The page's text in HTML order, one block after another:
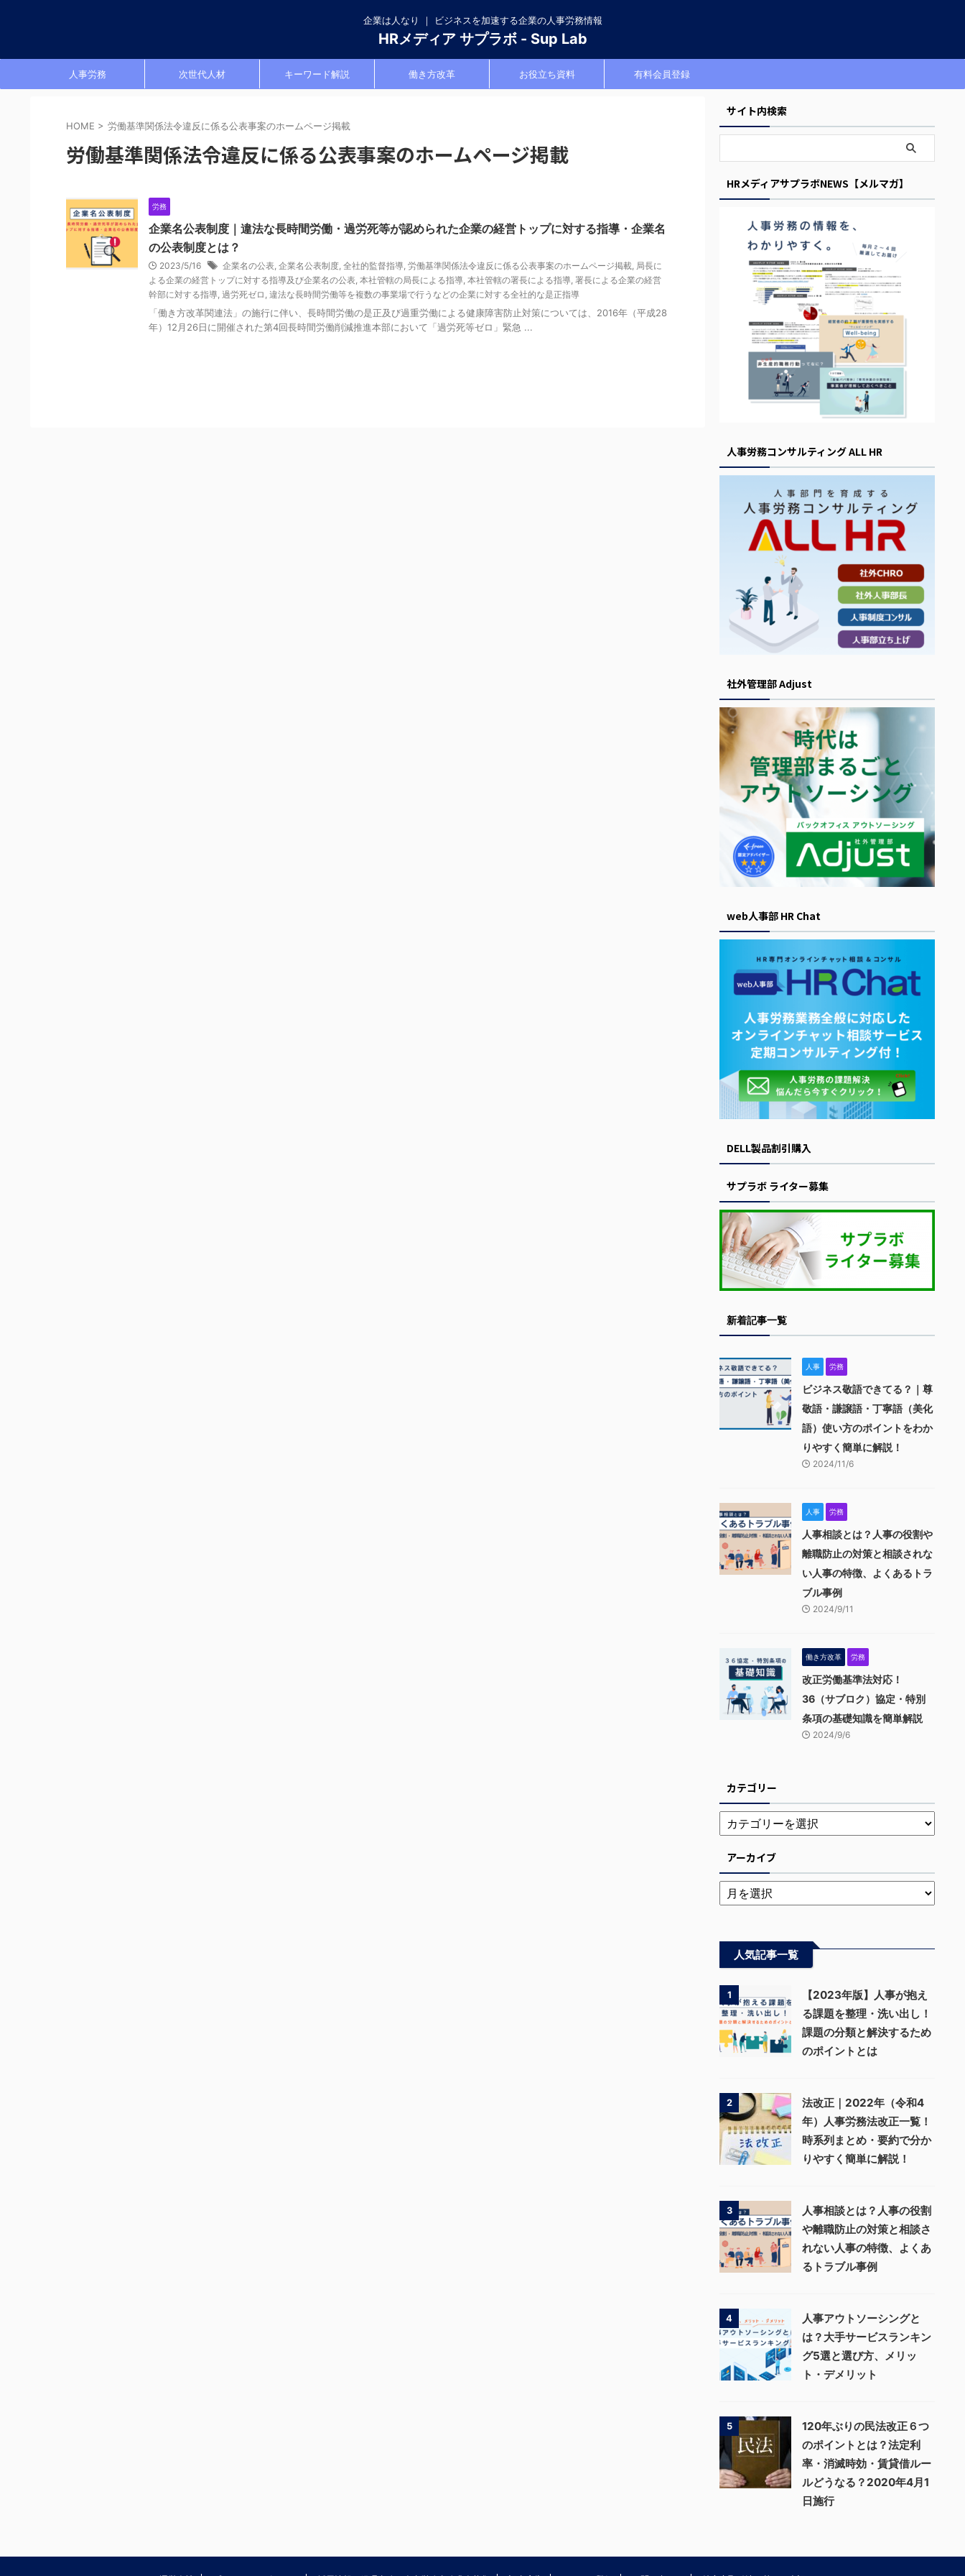
企業は人なり ｜ ビジネスを加速する企業の人事労務情報
HRメディア サプラボ - Sup Lab
人事労務 次世代人材 キーワード解説 働き方改革 お役立ち資料 有料会員登録
HOME > 労働基準関係法令違反に係る公表事案のホームページ掲載
労働基準関係法令違反に係る公表事案のホームページ掲載
労務
企業名公表制度｜違法な長時間労働・過労死等が認められた企業の経営トップに対する指導・企業名
の公表制度とは？
2023/5/16 企業名の公表, 企業名公表制度, 全社的監督指導, 労働基準関係法令違反に係る公表事案のホームページ掲載, 局長に
よる企業の経営トップに対する指導及び企業名の公表, 本社管轄の局長による指導, 本社管轄の署長による指導, 署長による企業の経営
幹部に対する指導, 過労死ゼロ , 違法な長時間労働等を複数の事業場で行うなどの企業に対する全社的な是正指導
「働き方改革関連法」の施行に伴い、長時間労働の是正及び過重労働による健康障害防止対策については、2016年（平成28
年）12月26日に開催された第4回長時間労働削減推進本部において「過労死等ゼロ」緊急 ...
サイト内検索
HRメディアサプラボNEWS【メルマガ】
人事労務コンサルティング ALL HR
社外管理部 Adjust
web人事部 HR Chat
DELL製品割引購入
サプラボ ライター募集
新着記事一覧
人事 労務
ビジネス敬語できてる？｜尊
敬語・謙譲語・丁寧語（美化
語）使い方のポイントをわか
りやすく簡単に解説！
2024/11/6
人事 労務
人事相談とは？人事の役割や
離職防止の対策と相談されな
い人事の特徴、よくあるトラ
ブル事例
2024/9/11
働き方改革 労務
改正労働基準法対応！
36（サブロク）協定・特別
条項の基礎知識を簡単解説
2024/9/6
カテゴリー
アーカイブ
人気記事一覧
1
【2023年版】人事が抱え
る課題を整理・洗い出し！
課題の分類と解決するため
のポイントとは
2
法改正｜2022年（令和4
年）人事労務法改正一覧！
時系列まとめ・要約で分か
りやすく簡単に解説！
3
人事相談とは？人事の役割
や離職防止の対策と相談さ
れない人事の特徴、よくあ
るトラブル事例
4
人事アウトソーシングと
は？大手サービスランキン
グ5選と選び方、メリッ
ト・デメリット
5
120年ぶりの民法改正６つ
のポイントとは？法定利
率・消滅時効・賃貸借ルー
ルどうなる？2020年4月1
日施行